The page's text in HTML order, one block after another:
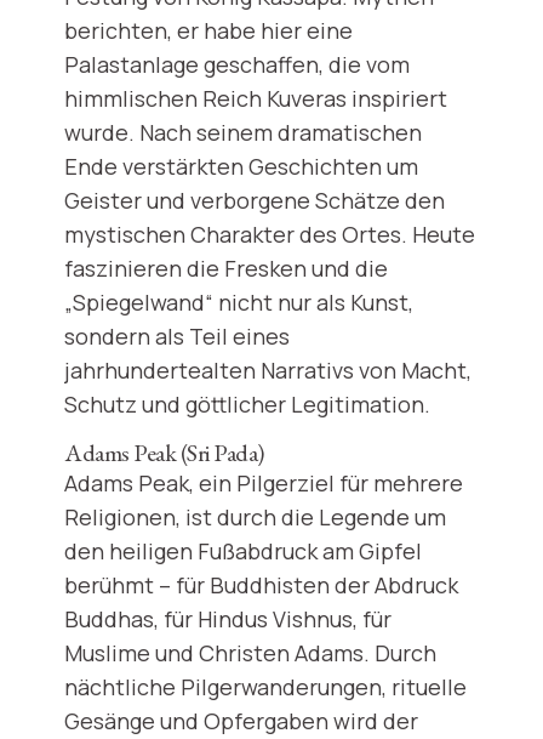
berichten, er habe hier eine
Palastanlage geschaffen, die vom
himmlischen Reich Kuveras inspiriert
wurde. Nach seinem dramatischen
Ende verstärkten Geschichten um
Geister und verborgene Schätze den
mystischen Charakter des Ortes. Heute
faszinieren die Fresken und die
„Spiegelwand“ nicht nur als Kunst,
sondern als Teil eines
jahrhundertealten Narrativs von Macht,
Schutz und göttlicher Legitimation.
Adams Peak (Sri Pada)
Adams Peak, ein Pilgerziel für mehrere
Religionen, ist durch die Legende um
den heiligen Fußabdruck am Gipfel
berühmt – für Buddhisten der Abdruck
Buddhas, für Hindus Vishnus, für
Muslime und Christen Adams. Durch
nächtliche Pilgerwanderungen, rituelle
Gesänge und Opfergaben wird der